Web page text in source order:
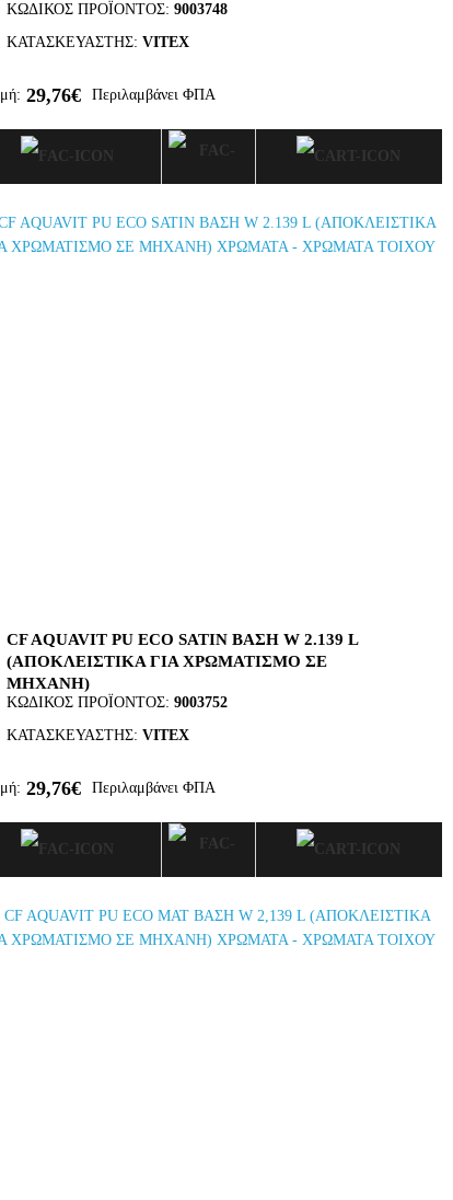
ΚΩΔΙΚΌΣ ΠΡΟΪΌΝΤΟΣ: 9003748
ΚΑΤΑΣΚΕΥΑΣΤΉΣ: VITEX
29,76€ Περιλαμβάνει ΦΠΑ
CF AQUAVIT PU ECO SATIN ΒΑΣΗ W 2.139 L
(ΑΠΟΚΛΕΙΣΤΙΚΑ ΓΙΑ ΧΡΩΜΑΤΙΣΜΟ ΣΕ
ΜΗΧΑΝΗ)
ΚΩΔΙΚΌΣ ΠΡΟΪΌΝΤΟΣ: 9003752
ΚΑΤΑΣΚΕΥΑΣΤΉΣ: VITEX
29,76€ Περιλαμβάνει ΦΠΑ